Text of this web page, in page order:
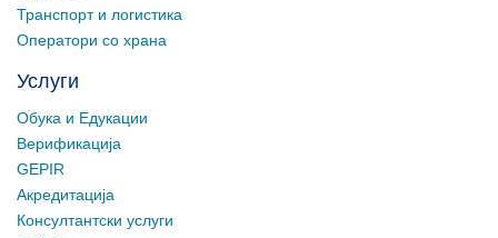
Транспорт и логистика
Оператори со храна
Услуги
Обука и Едукации
Верификација
GEPIR
Акредитација
Консултантски услуги